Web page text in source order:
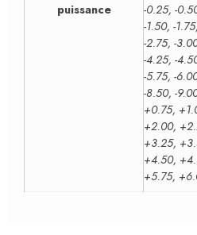
puissance
-0.25, -
-1.50, -
-2.75, -
-4.25, -
-5.75, -
-8.50, -
+0.75,
+2.00,
+3.25,
+4.50,
+5.75,